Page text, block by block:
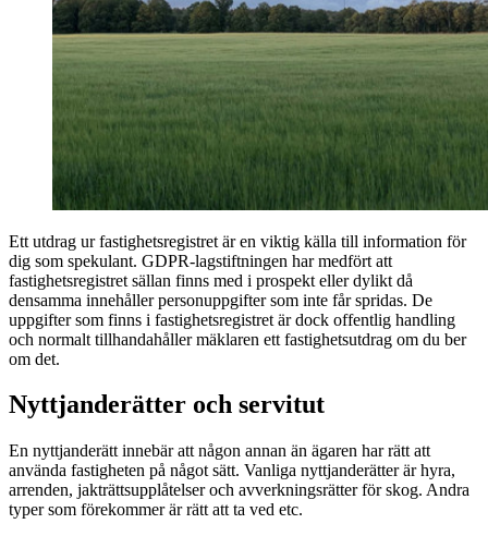
Ett utdrag ur fastighetsregistret är en viktig källa till information för
dig som spekulant. GDPR-lagstiftningen har medfört att
fastighetsregistret sällan finns med i prospekt eller dylikt då
densamma innehåller personuppgifter som inte får spridas. De
uppgifter som finns i fastighetsregistret är dock offentlig handling
och normalt tillhandahåller mäklaren ett fastighetsutdrag om du ber
om det.
Nyttjanderätter och servitut
En nyttjanderätt innebär att någon annan än ägaren har rätt att
använda fastigheten på något sätt. Vanliga nyttjanderätter är hyra,
arrenden, jakträttsupplåtelser och avverkningsrätter för skog. Andra
typer som förekommer är rätt att ta ved etc.